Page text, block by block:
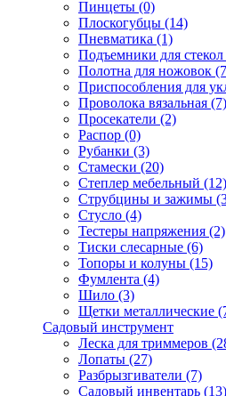
Пинцеты (0)
Плоскогубцы (14)
Пневматика (1)
Подъемники для стекол
Полотна для ножовок
Приспособления для
Проволока вязальная (7)
Просекатели (2)
Распор (0)
Рубанки (3)
Стамески (20)
Степлер мебельный (12)
Струбцины и зажимы
Стусло (4)
Тестеры напряжения (2)
Тиски слесарные (6)
Топоры и колуны (15)
Фумлента (4)
Шило (3)
Щетки металлические
Садовый инструмент
Леска для триммеров
Лопаты (27)
Разбрызгиватели (7)
Садовый инвентарь (13)